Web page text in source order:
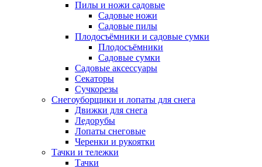
Пилы и ножи садовые
Садовые ножи
Садовые пилы
Плодосъёмники и садовые сумки
Плодосъёмники
Садовые сумки
Садовые аксессуары
Секаторы
Сучкорезы
Снегоуборщики и лопаты для снега
Движки для снега
Ледорубы
Лопаты снеговые
Черенки и рукоятки
Тачки и тележки
Тачки